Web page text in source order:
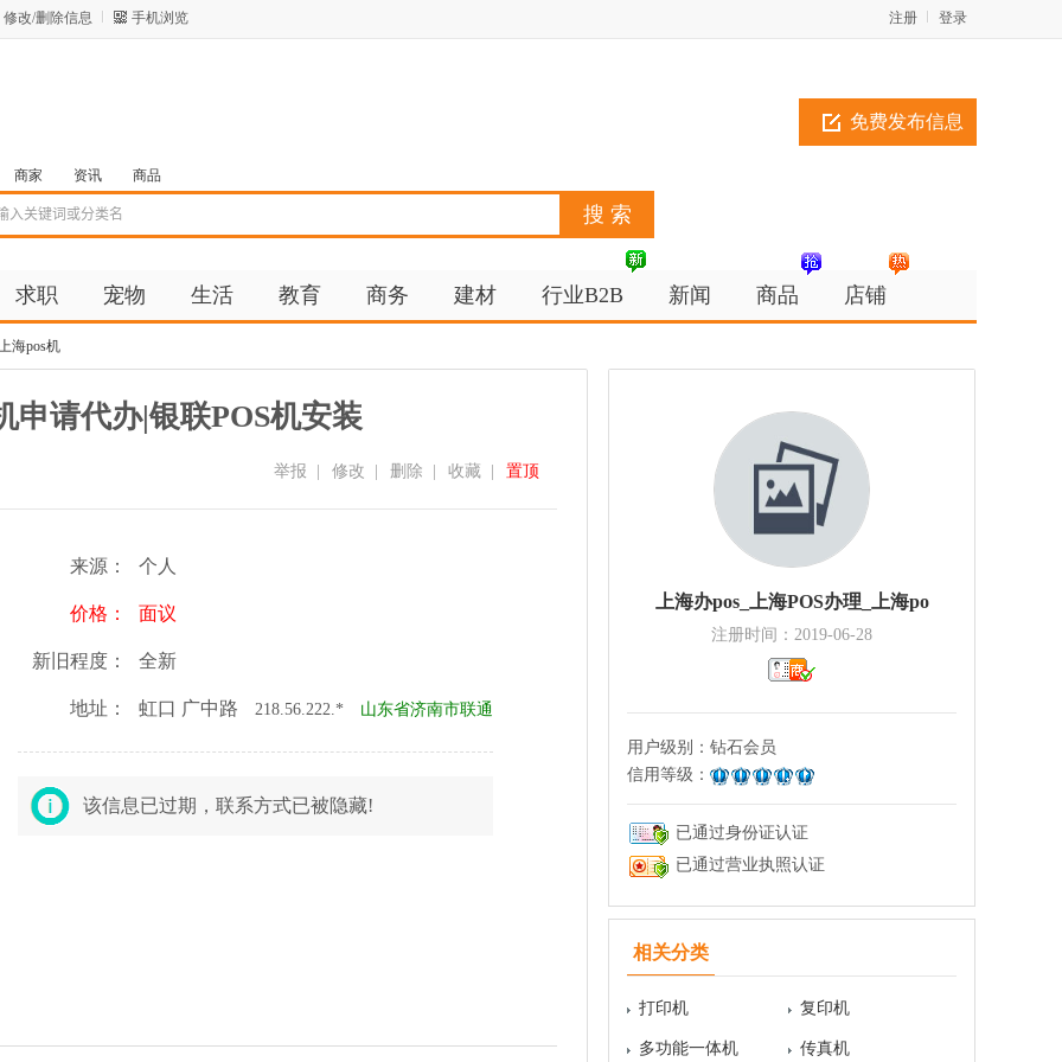
修改/删除信息 手机浏览 登录
注册
免费发布信息
商家 资讯 商品
求职 宠物 生活 教育 商务 建材 行业B2B 新闻 商品 店铺
海pos机
申请代办|银联POS机安装
置顶
收藏
删除
修改
举报
来源： 个人
价格： 面议
新旧程度： 全新
地址： 虹口 广中路 218.56.222.* 山东省济南市联通
该信息已过期，联系方式已被隐藏!
上海办pos_上海POS办理_上海po
注册时间：2019-06-28
用户级别： 钻石会员
信用等级：
已通过身份证认证
已通过营业执照认证
相关分类
打印机 复印机
多功能一体机 传真机